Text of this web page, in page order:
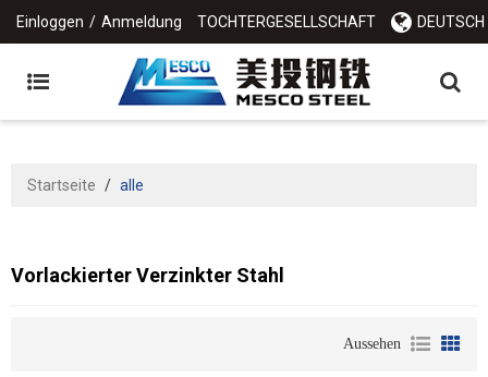
Einloggen / Anmeldung TOCHTERGESELLSCHAFT DEUTSCH
Startseite / alle
Vorlackierter Verzinkter Stahl
Aussehen